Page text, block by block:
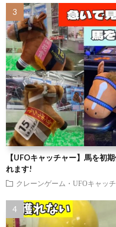
【UFOキャッチャー】馬を初
れます!
クレーンゲーム・UFOキャッ